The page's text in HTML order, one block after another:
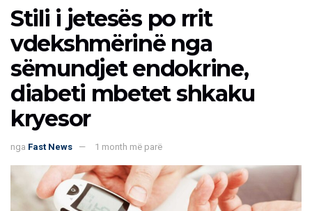
Stili i jetesës po rrit
vdekshmërinë nga
sëmundjet endokrine,
diabeti mbetet shkaku
kryesor
nga Fast News 1 month më parë